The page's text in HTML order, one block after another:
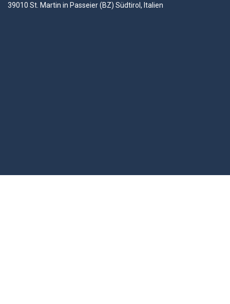
39010 St. Martin in Passeier (BZ) Südtirol, Italien